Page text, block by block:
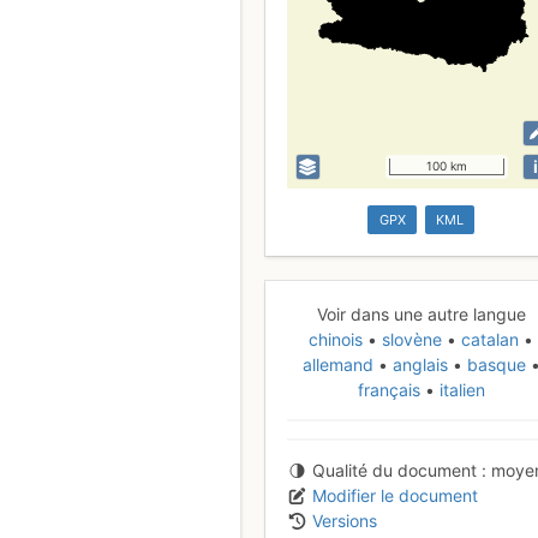
100 km i
GPX KML
Voir dans une autre langue
chinois
slovène
catalan
allemand
anglais
basque
français
italien
Qualité du document
Modifier le document
Versions